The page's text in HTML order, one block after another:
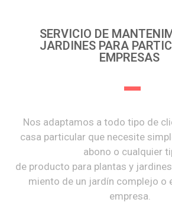
SERVICIO DE
JARDINES PARA
EMPRESAS
Nos adaptamos a todo tipo de
casa particular que necesite
abono o cualquier
de producto para plantas y
miento de un jardín complejo o
empresa.